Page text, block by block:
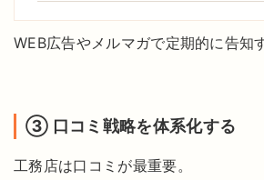
WEB広告やメルマガで定期的に告知
③ 口コミ戦略を体系化する
工務店は口コミが最重要。